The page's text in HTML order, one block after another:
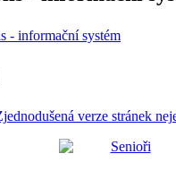
verze stránek